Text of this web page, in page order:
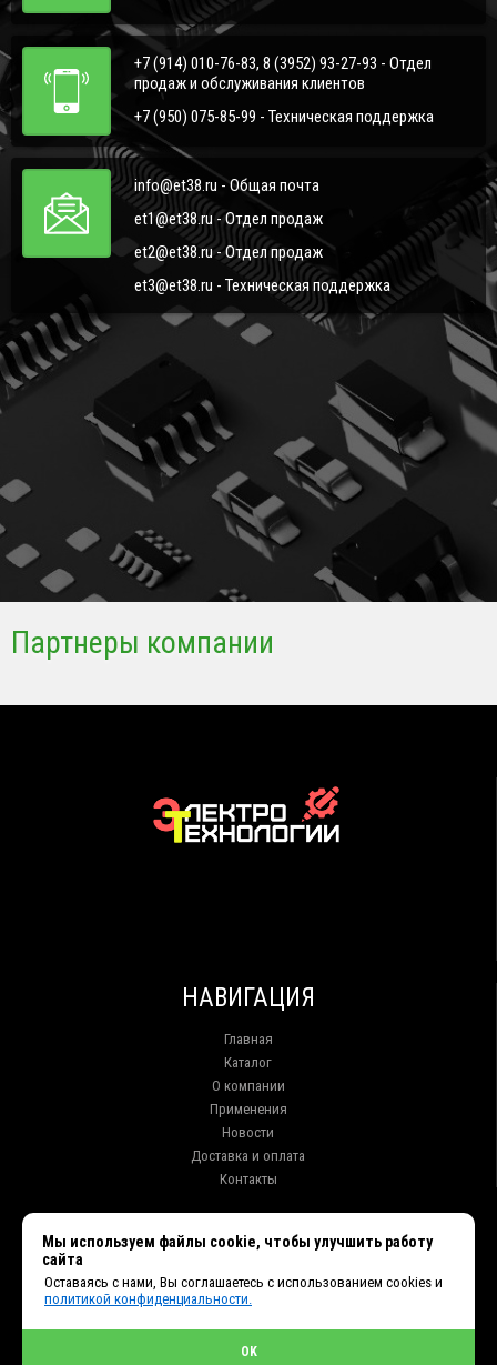
+7 (914) 010-76-83, 8 (3952) 93-27-93 - Отдел
продаж и обслуживания клиентов
+7 (950) 075-85-99 - Техническая поддержка
info@et38.ru - Общая почта
et1@et38.ru - Отдел продаж
et2@et38.ru - Отдел продаж
et3@et38.ru - Техническая поддержка
Партнеры компании
НАВИГАЦИЯ
Главная
Каталог
О компании
Применения
Новости
Доставка и оплата
Контакты
+7 (914) 010-76-83, 8 (3952) 93-27-93 - Отдел продаж
+7 (950) 075-85-99 - Техническая поддержка
et2@et38.ru - Отдел продаж
Мы используем файлы cookie, чтобы улучшить работу
сайта
Оставаясь с нами, Вы соглашаетесь с использованием cookies и
политикой конфиденциальности.
OK